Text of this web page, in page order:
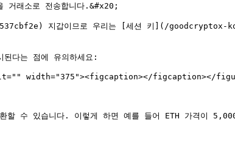
거래소로 전송합니다.&#x20;
지갑이므로 우리는 [세션 키](/
다는 점에 유의하세요:
width="375"><figcaption></figcaption></
수 있습니다. 이렇게 하면 예를 들어 ETH 가격이